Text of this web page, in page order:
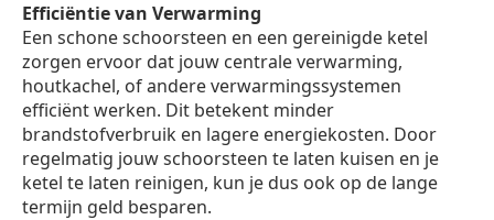
Efficiëntie van Verwarming
Een schone schoorsteen en een gereinigde ketel
zorgen ervoor dat jouw centrale verwarming,
houtkachel, of andere verwarmingssystemen
efficiënt werken. Dit betekent minder
brandstofverbruik en lagere energiekosten. Door
regelmatig jouw schoorsteen te laten kuisen en je
ketel te laten reinigen, kun je dus ook op de lange
termijn geld besparen.